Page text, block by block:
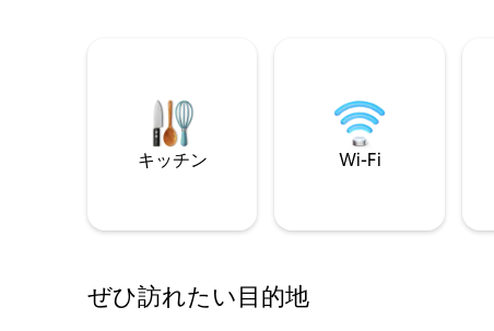
キッチン Wi-Fi
ぜひ訪⁠れ⁠た⁠い目⁠的⁠地